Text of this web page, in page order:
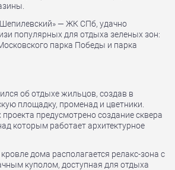
— ЖК СПб, удачно
популярных для отдыха зеленых зон:
парка Победы и парка
об отдыхе жильцов, создав в
площадку, променад и цветники.
предусмотрено создание сквера
которым работает архитектурное
дома располагается релакс-зона с
куполом, доступная для отдыха